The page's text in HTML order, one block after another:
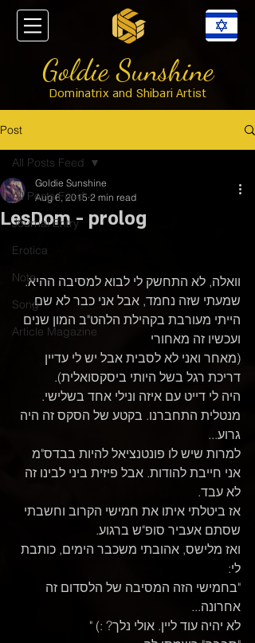
Goldie Sunshine
Dominatrix and Shibari Artist
Post
All Posts Feed
Journal Entry
Erotica
Note
Song
Article Magazine
All Posts Feed
LesDom - prolog
Goldie Sunshine
Aug 6, 2015 2 min read
וואלה, לא התחשק לי לבוא למסיבה ההיא.
שמעתי שזה נחמד, אבל אני כבר לא שם.
הייתי מעורבת בקהילת הלהט"ב המון שנים
ועכשיו זה מאחורי
(מאחר ואני לא לסבית אבל יש לי עדיין
דריכת רגל בשל היותי ביסקסואלית).
היה לי דייט עם איזה ונילי אחד בשלישי.
מנטלית התחברנו. בקטע של הסקס זה היה
גרוע...
למרות שיש לו פונטנציאל להיות בבדס"מ
אני חייבת להודות. אבל פיזית ביני לבינו זה
לא עבד.
אז ביטלתי איתו את חמישי הקרוב וחשבתי
שסתם אעביר סופ"ש ברגוע.
ואז מלישס, אהובתי משכבר הימים, כותבת
לי:
"בחמישי הזה המסיבה של הלסדום זה
אחרונה...
לא יהיה עוד ליין. אולי נלך? :) "